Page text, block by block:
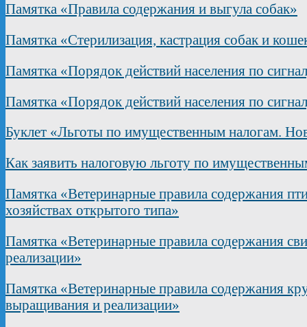
Памятка «Правила содержания и выгула собак»
Памятка «Стерилизация, кастрация собак и
Памятка «Порядок действий населения по
Памятка «Порядок действий населения по
Буклет «Льготы по имущественным налогам.
Как заявить налоговую льготу по
Памятка «Ветеринарные правила содержания
хозяйствах открытого типа»
Памятка «Ветеринарные правила содержания
реализации»
Памятка «Ветеринарные правила содержания
выращивания и реализации»